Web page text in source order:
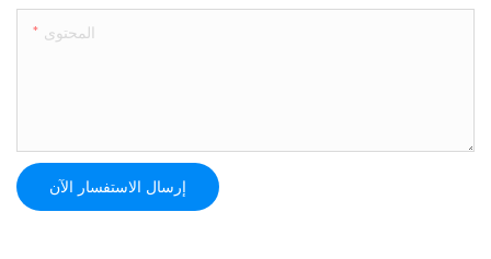
المحتوى
إرسال الاستفسار الآن